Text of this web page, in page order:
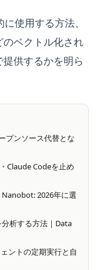
使用する方法、
ベクトル化され
供するかを明ら
プンソース代替とな
Claude Codeを止め
2026年に選
析する方法｜Data
ントの定期実行と自